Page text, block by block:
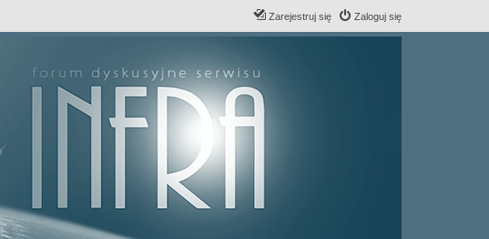
Zaloguj się
Zarejestruj się